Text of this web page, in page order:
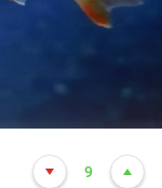
9
2
10
6